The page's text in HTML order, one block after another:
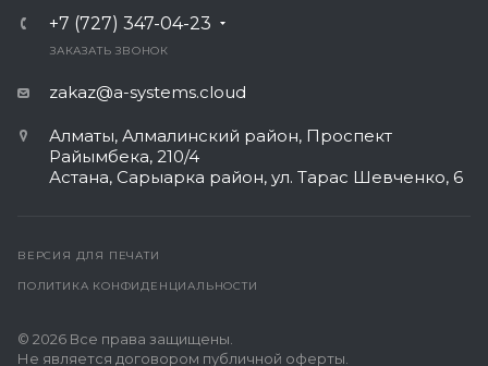
+7 (727) 347-04-23
ЗАКАЗАТЬ ЗВОНОК
zakaz@a-systems.cloud
Алматы, ​Алмалинский район, Проспект
Райымбека, 210/4
Астана, Сарыарка район, ул. Тарас Шевченко, 6​
ВЕРСИЯ ДЛЯ ПЕЧАТИ
ПОЛИТИКА КОНФИДЕНЦИАЛЬНОСТИ
© 2026 Все права защищены.
Не является договором публичной оферты.